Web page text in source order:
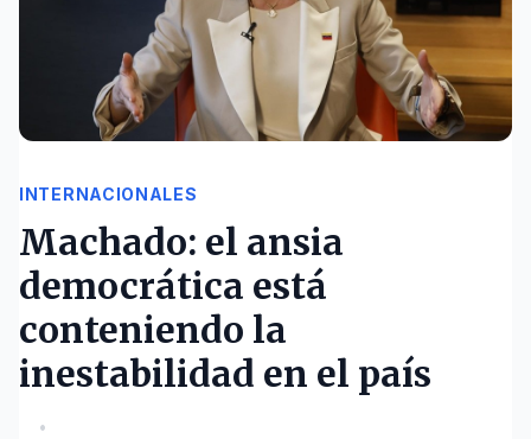
INTERNACIONALES
Machado: el ansia
democrática está
conteniendo la
inestabilidad en el país
•